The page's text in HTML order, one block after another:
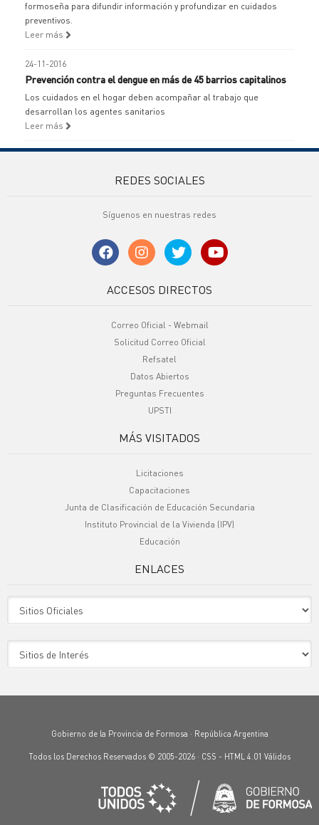
formoseña para difundir información y profundizar en cuidados
preventivos.
Leer más
24-11-2016
Prevención contra el dengue en más de 45 barrios capitalinos
Los cuidados en el hogar deben acompañar al trabajo que
desarrollan los agentes sanitarios
Leer más
REDES SOCIALES
Síguenos en nuestras redes
ACCESOS DIRECTOS
Correo Oficial - Webmail
Solicitud Correo Oficial
Refsatel
Datos Abiertos
Preguntas Frecuentes
UPSTI
MÁS VISITADOS
Licitaciones
Capacitaciones
Junta de Clasificación de Educación Secundaria
Instituto Provincial de la Vivienda (IPV)
Educación
ENLACES
Gobierno de la Provincia de Formosa · República Argentina
Todos los Derechos Reservados © 2005-2026 · CSS - HTML 4.01 Válidos